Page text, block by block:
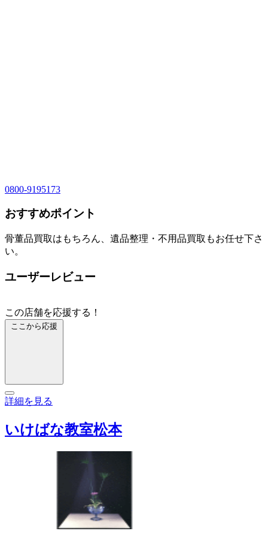
0800-9195173
おすすめポイント
骨董品買取はもちろん、遺品整理・不用品買取もお任せ下さ
い。
ユーザーレビュー
この店舗を応援する！
ここから応援
詳細を見る
いけばな教室松本